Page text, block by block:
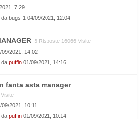
2021, 7:29
da bugs-1 04/09/2021, 12:04
3 Risposte 16066 Visite
09/2021, 14:02
da puffin 01/09/2021, 14:16
fanta asta manager
09/2021, 10:11
da puffin 01/09/2021, 10:14